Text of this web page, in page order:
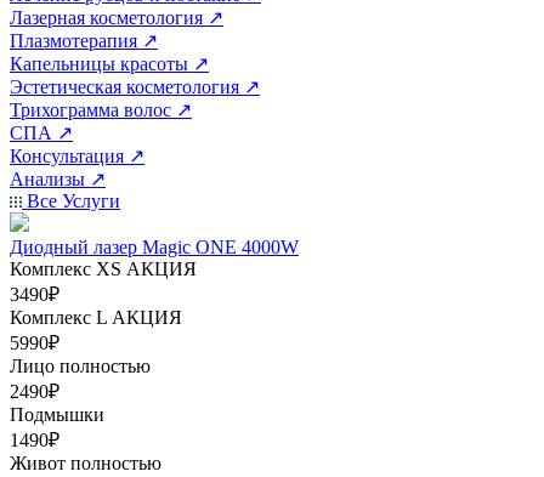
Лазерная косметология ↗
Плазмотерапия ↗
Капельницы красоты ↗
Эстетическая косметология ↗
Трихограмма волос ↗
СПА ↗
Консультация ↗
Анализы ↗
Все Услуги
Диодный лазер Magic ONE 4000W
Комплекс ХS АКЦИЯ
3490₽
Комплекс L АКЦИЯ
5990₽
Лицо полностью
2490₽
Подмышки
1490₽
Живот полностью